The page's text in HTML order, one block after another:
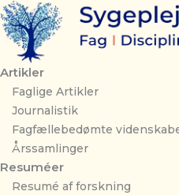
Gå
til
indholdet
Artikler
Faglige Artikler
Journalistik
Fagfællebedømte
Årssamlinger
Resuméer
Resumé af forskning